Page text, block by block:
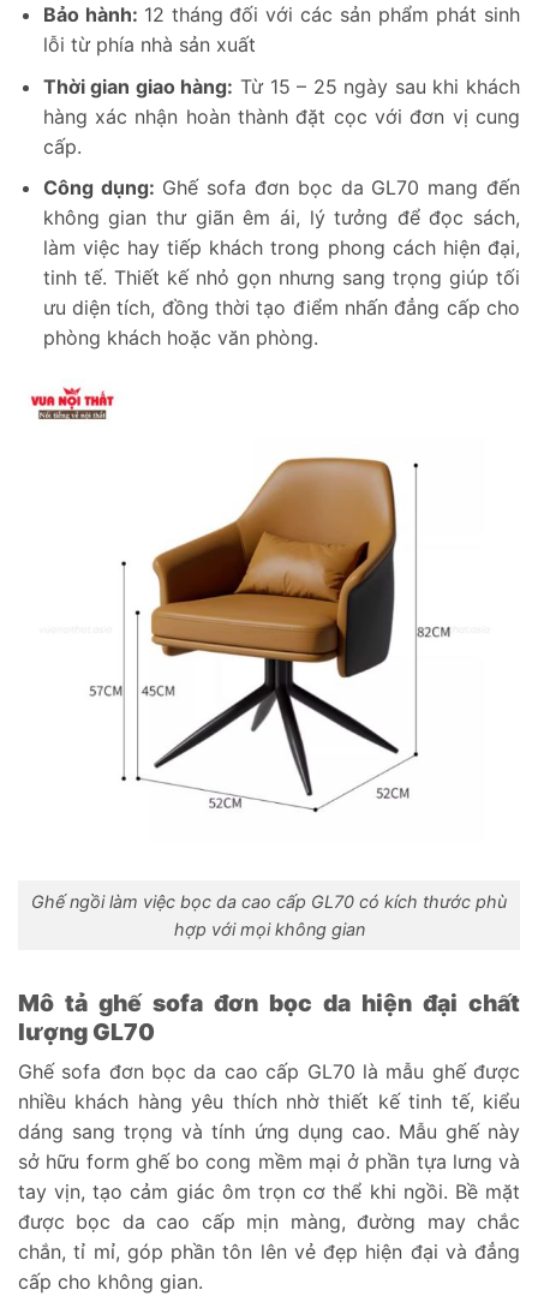
Bảo hành: 12 tháng đối với các sản phẩm phát sinh
lỗi từ phía nhà sản xuất
Thời gian giao hàng: Từ 15 – 25 ngày sau khi khách
hàng xác nhận hoàn thành đặt cọc với đơn vị cung
cấp.
Công dụng: Ghế sofa đơn bọc da GL70 mang đến
không gian thư giãn êm ái, lý tưởng để đọc sách,
làm việc hay tiếp khách trong phong cách hiện đại,
tinh tế. Thiết kế nhỏ gọn nhưng sang trọng giúp tối
ưu diện tích, đồng thời tạo điểm nhấn đẳng cấp cho
phòng khách hoặc văn phòng.
Ghế ngồi làm việc bọc da cao cấp GL70 có kích thước phù
hợp với mọi không gian
Mô tả ghế sofa đơn bọc da hiện đại chất
lượng GL70
Ghế sofa đơn bọc da cao cấp GL70 là mẫu ghế được
nhiều khách hàng yêu thích nhờ thiết kế tinh tế, kiểu
dáng sang trọng và tính ứng dụng cao. Mẫu ghế này
sở hữu form ghế bo cong mềm mại ở phần tựa lưng và
tay vịn, tạo cảm giác ôm trọn cơ thể khi ngồi. Bề mặt
được bọc da cao cấp mịn màng, đường may chắc
chắn, tỉ mỉ, góp phần tôn lên vẻ đẹp hiện đại và đẳng
cấp cho không gian.